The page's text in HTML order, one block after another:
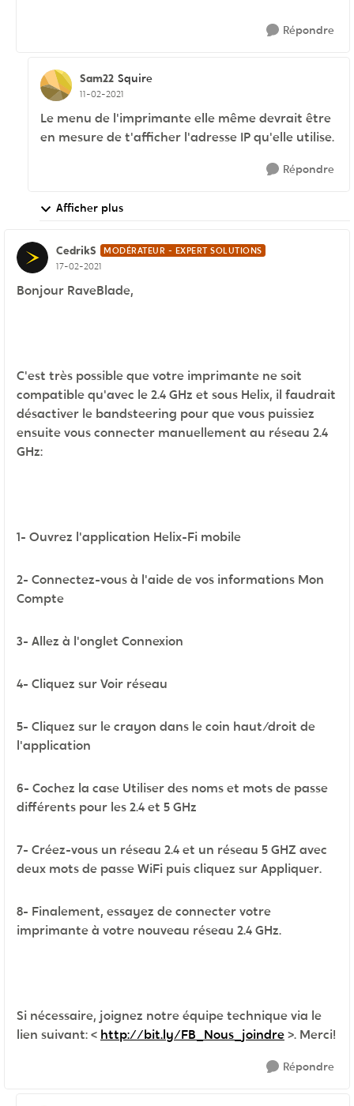
Répondre
Sam22 Squire
11-02-2021
Le menu de l'imprimante elle même devrait être
en mesure de t'afficher l'adresse IP qu'elle utilise.
Répondre
Afficher plus
CedrikS MODÉRATEUR - EXPERT SOLUTIONS
17-02-2021
Bonjour RaveBlade,
C'est très possible que votre imprimante ne soit
compatible qu'avec le 2.4 GHz et sous Helix, il faudrait
désactiver le bandsteering pour que vous puissiez
ensuite vous connecter manuellement au réseau 2.4
GHz:
1- Ouvrez l'application Helix-Fi mobile
2- Connectez-vous à l'aide de vos informations Mon
Compte
3- Allez à l'onglet Connexion
4- Cliquez sur Voir réseau
5- Cliquez sur le crayon dans le coin haut/droit de
l'application
6- Cochez la case Utiliser des noms et mots de passe
différents pour les 2.4 et 5 GHz
7- Créez-vous un réseau 2.4 et un réseau 5 GHZ avec
deux mots de passe WiFi puis cliquez sur Appliquer.
8- Finalement, essayez de connecter votre
imprimante à votre nouveau réseau 2.4 GHz.
Si nécessaire, joignez notre équipe technique via le
lien suivant: < http://bit.ly/FB_Nous_joindre>. Merci!
Répondre